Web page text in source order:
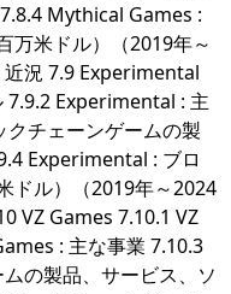
Mythical Games :
万米ドル）（2019年～
況 7.9 Experimental
Experimental : 主
チェーンゲームの製
Experimental : ブロ
ドル）（2019年～2024
VZ Games 7.10.1 VZ
: 主な事業 7.10.3
の製品、サービス、ソ